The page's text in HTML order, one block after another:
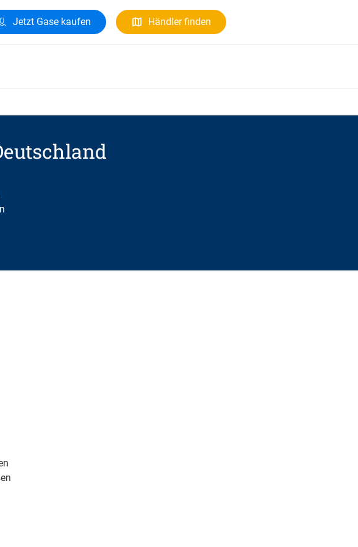
Jetzt Gase kaufen Händler finden